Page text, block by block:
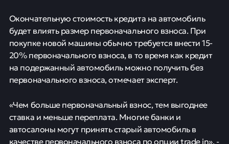
Окончательную стоимость кредита на автомобиль
будет влиять размер первоначального взноса. При
покупке новой машины обычно требуется внести 15-
20% первоначального взноса, в то время как кредит
на подержанный автомобиль можно получить без
первоначального взноса, отмечает эксперт.
«Чем больше первоначальный взнос, тем выгоднее
ставка и меньше переплата. Многие банки и
автосалоны могут принять старый автомобиль в
качестве первоначального взноса по опции trade in», -